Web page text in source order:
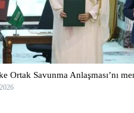
Ortak Savunma Anlaşması’nı